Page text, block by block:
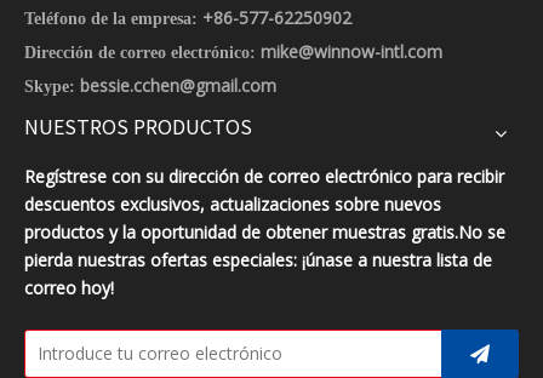
Teléfono de la empresa: +86-577-62250902
Dirección de correo electrónico: mike@winnow-intl.com
Skype: bessie.cchen@gmail.com
NUESTROS PRODUCTOS
Regístrese con su dirección de correo electrónico para recibir
descuentos exclusivos, actualizaciones sobre nuevos
productos y la oportunidad de obtener muestras gratis.No se
pierda nuestras ofertas especiales: ¡únase a nuestra lista de
correo hoy!